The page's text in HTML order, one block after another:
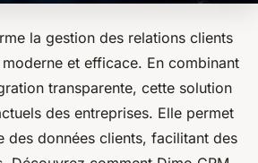
la gestion des relations clients
et efficace. En combinant
transparente, cette solution
des entreprises. Elle permet
des données clients, facilitant des